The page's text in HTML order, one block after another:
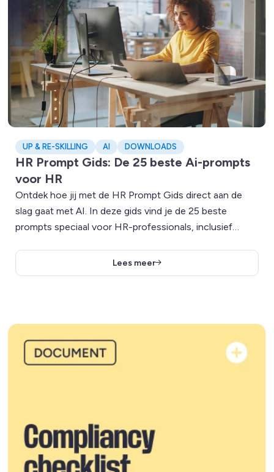
UP & RE-SKILLING AI DOWNLOADS
HR Prompt Gids: De 25 beste Ai-prompts
voor HR
Ontdek hoe jij met de HR Prompt Gids direct aan de
slag gaat met AI. In deze gids vind je de 25 beste
prompts speciaal voor HR-professionals, inclusief
Lees meer
Lees meer over De ultieme compliance checklist